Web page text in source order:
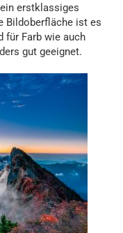
erstklassiges
Bildoberfläche ist es
für Farb wie auch
gut geeignet.